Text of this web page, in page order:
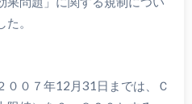
。
０７年12月31日までは、Ｃ